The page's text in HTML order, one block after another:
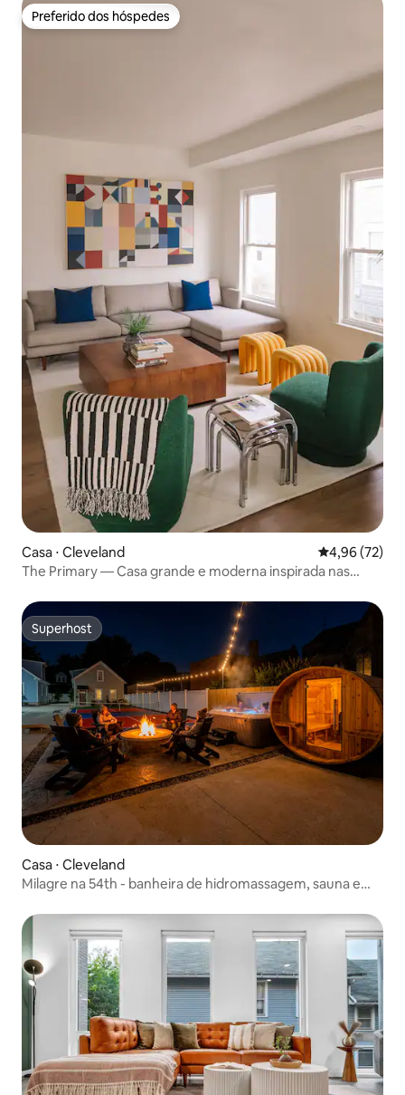
Preferido dos hóspedes
Preferido dos hóspedes
Casa ⋅ Cleveland 4,96 de uma
4,96 (72)
The Primary — Casa grande e moderna inspirada nas
Superhost
Superhost
Casa ⋅ Cleveland
Milagre na 54th - banheira de hidromassagem, sauna e